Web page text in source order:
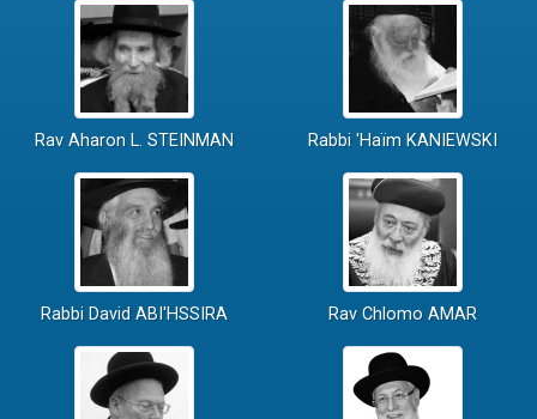
Rav Aharon L. STEINMAN Rabbi 'Haïm KANIEWSKI
Rabbi David ABI'HSSIRA Rav Chlomo AMAR